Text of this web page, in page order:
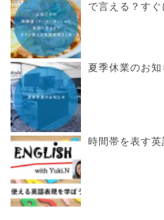
で言える？す
夏季休業のお知
時間帯を表す英